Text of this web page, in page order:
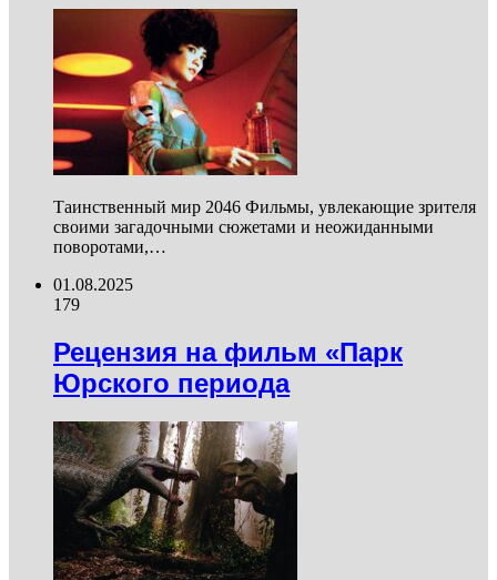
Таинственный мир 2046 Фильмы, увлекающие зрителя
своими загадочными сюжетами и неожиданными
поворотами,…
01.08.2025
179
Рецензия на фильм «Парк
Юрского периода